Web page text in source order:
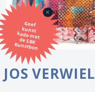
Geef
kunst
kado met
de SBK
Kunstbon
JOS VERWIEL